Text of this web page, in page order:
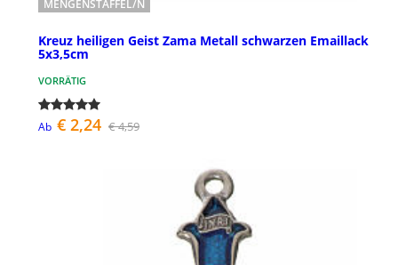
MENGENSTAFFEL/N
Kreuz heiligen Geist Zama Metall schwarzen Emaillack
5x3,5cm
VORRÄTIG
Ab € 2,24 € 4,59